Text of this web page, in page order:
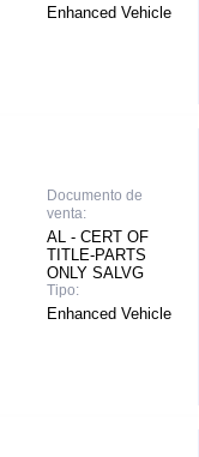
Enhanced Vehicle
Documento de
venta:
AL - CERT OF
TITLE-PARTS
ONLY SALVG
Tipo:
Enhanced Vehicle